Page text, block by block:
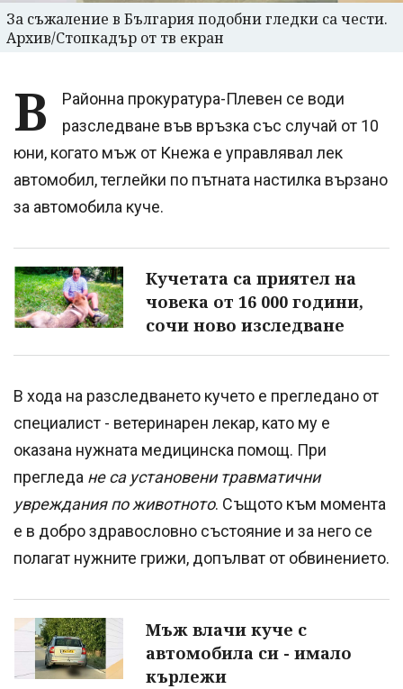
За съжаление в България подобни гледки са чести.
Архив/Стопкадър от тв екран
В
Районна прокуратура-Плевен се води
разследване във връзка със случай от 10
юни, когато мъж от Кнежа е управлявал лек
автомобил, теглейки по пътната настилка вързано
за автомобила куче.
Кучетата са приятел на
човека от 16 000 години,
сочи ново изследване
В хода на разследването кучето е прегледано от
специалист - ветеринарен лекар, като му е
оказана нужната медицинска помощ. При
прегледа не са установени травматични
увреждания по животното. Същото към момента
е в добро здравословно състояние и за него се
полагат нужните грижи, допълват от обвинението.
Мъж влачи куче с
автомобила си - имало
кърлежи